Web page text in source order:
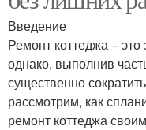
Введение
Ремонт коттеджа –
однако, выполнив
существенно
рассмотрим, как
ремонт коттеджа